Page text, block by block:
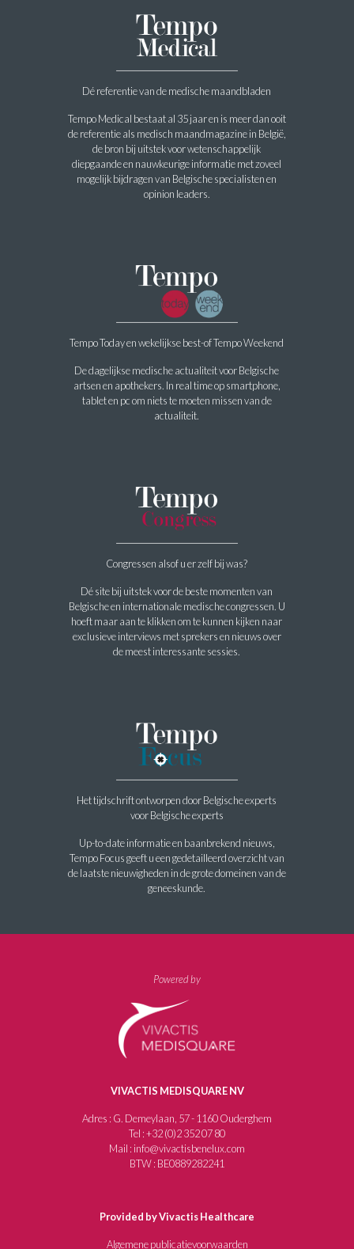
Dé referentie van de medische maandbladen
Tempo Medical bestaat al 35 jaar en is meer dan ooit
de referentie als medisch maandmagazine in België,
de bron bij uitstek voor wetenschappelijk
diepgaande en nauwkeurige informatie met zoveel
mogelijk bijdragen van Belgische specialisten en
opinion leaders.
Tempo Today en wekelijkse best-of Tempo Weekend
De dagelijkse medische actualiteit voor Belgische
artsen en apothekers. In real time op smartphone,
tablet en pc om niets te moeten missen van de
actualiteit.
Congressen alsof u er zelf bij was?
Dé site bij uitstek voor de beste momenten van
Belgische en internationale medische congressen. U
hoeft maar aan te klikken om te kunnen kijken naar
exclusieve interviews met sprekers en nieuws over
de meest interessante sessies.
Het tijdschrift ontworpen door Belgische experts
voor Belgische experts
Up-to-date informatie en baanbrekend nieuws,
Tempo Focus geeft u een gedetailleerd overzicht van
de laatste nieuwigheden in de grote domeinen van de
geneeskunde.
Powered by
VIVACTIS MEDISQUARE NV
Adres : G. Demeylaan, 57 - 1160 Ouderghem
Tel : +32 (0)2 352 07 80
Mail : info@vivactisbenelux.com
BTW : BE0889282241
Provided by Vivactis Healthcare
Algemene publicatievoorwaarden